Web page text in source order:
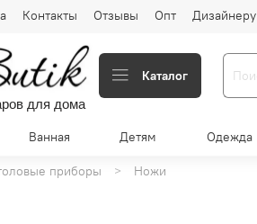
Контакты Отзывы Опт Дизайнеру
для дома
Каталог
Ванная Детям Одежда
приборы Ножи